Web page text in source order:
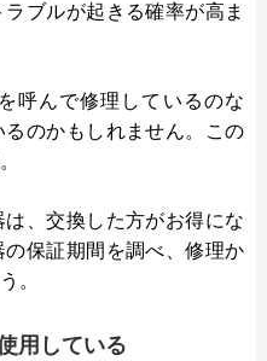
ブルが起きる確率が高ま
呼んで修理しているのな
のかもしれません。この
、交換した方がお得にな
保証期間を調べ、修理か
。
用している